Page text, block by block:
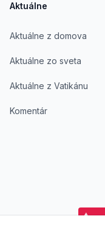
Aktuálne
Aktuálne z domova
Aktuálne zo sveta
Aktuálne z Vatikánu
Komentár